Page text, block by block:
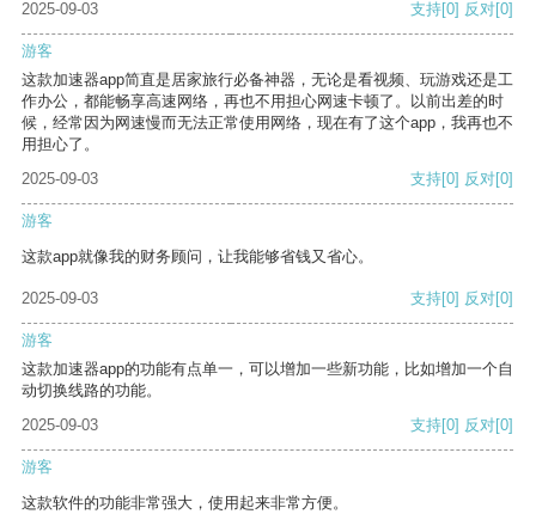
2025-09-03
支持[0] 反对[0]
游客
这款加速器app简直是居家旅行必备神器，无论是看视频、玩游戏还是工
作办公，都能畅享高速网络，再也不用担心网速卡顿了。以前出差的时
候，经常因为网速慢而无法正常使用网络，现在有了这个app，我再也不
用担心了。
2025-09-03
支持[0] 反对[0]
游客
这款app就像我的财务顾问，让我能够省钱又省心。
2025-09-03 支持[0] 反对[0]
游客
这款加速器app的功能有点单一，可以增加一些新功能，比如增加一个自
动切换线路的功能。
2025-09-03
支持[0] 反对[0]
游客
这款软件的功能非常强大，使用起来非常方便。